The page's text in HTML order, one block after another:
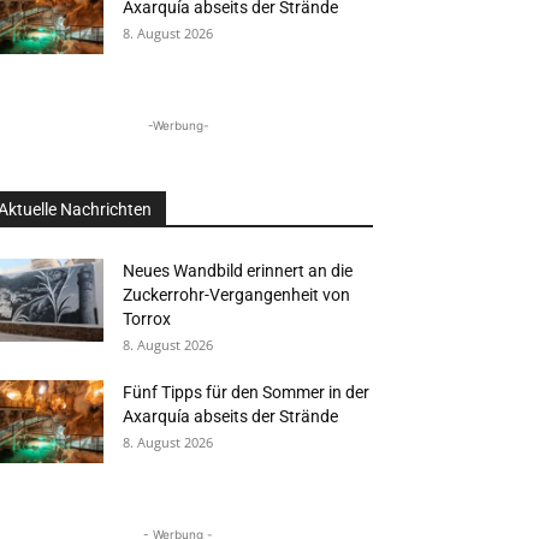
Axarquía abseits der Strände
8. August 2026
-Werbung-
Nachrichten
Neues Wandbild erinnert an die
Zuckerrohr-Vergangenheit von
Torrox
8. August 2026
Fünf Tipps für den Sommer in der
Axarquía abseits der Strände
8. August 2026
- Werbung -